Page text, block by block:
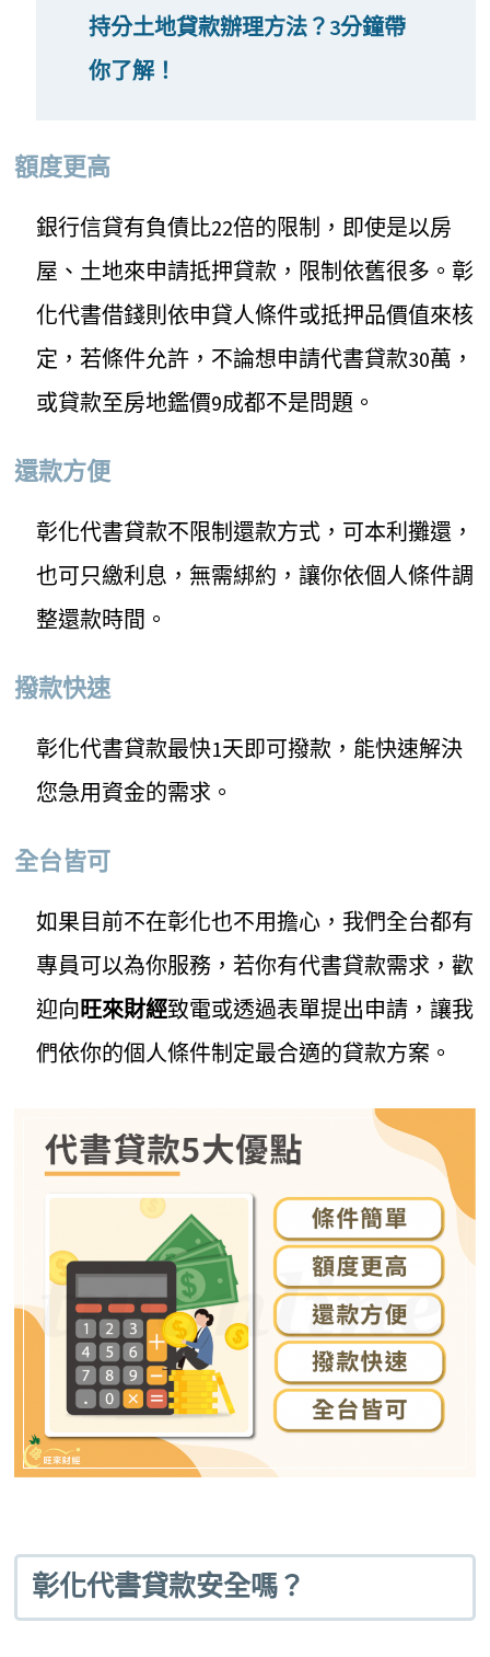
持分土地貸款辦理方法？3分鐘帶
你了解！
額度更高
銀行信貸有負債比22倍的限制，即使是以房
屋、土地來申請抵押貸款，限制依舊很多。彰
化代書借錢則依申貸人條件或抵押品價值來核
定，若條件允許，不論想申請代書貸款30萬，
或貸款至房地鑑價9成都不是問題。
還款方便
彰化代書貸款不限制還款方式，可本利攤還，
也可只繳利息，無需綁約，讓你依個人條件調
整還款時間。
撥款快速
彰化代書貸款最快1天即可撥款，能快速解決
您急用資金的需求。
全台皆可
如果目前不在彰化也不用擔心，我們全台都有
專員可以為你服務，若你有代書貸款需求，歡
迎向旺來財經致電或透過表單提出申請，讓我
們依你的個人條件制定最合適的貸款方案。
彰化代書貸款安全嗎？